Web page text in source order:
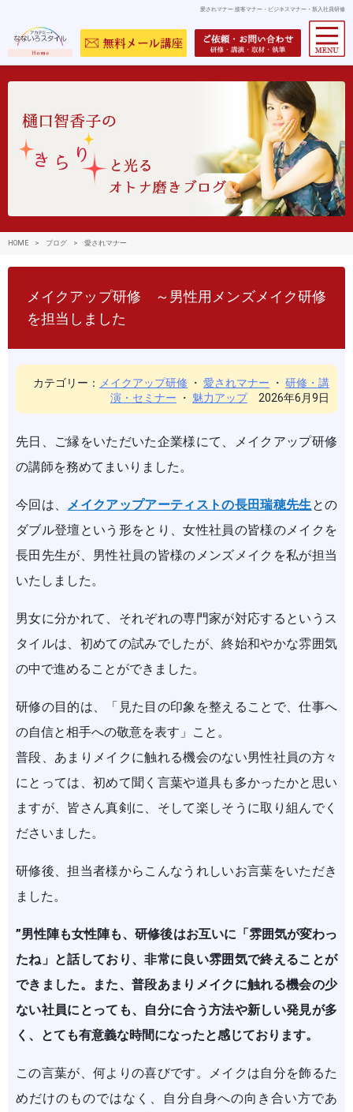
愛されマナー 接客マナー・ビジネスマナー・新入社員研修
HOME > ブログ > 愛されマナー
メイクアップ研修 ～男性用メンズメイク研修
を担当しました
カテゴリー： メイクアップ研修 ・ 愛されマナー ・ 研修・講
演・セミナー ・ 魅力アップ2026年6月9日
先日、ご縁をいただいた企業様にて、メイクアップ研修
の講師を務めてまいりました。
今回は、 メイクアップアーティストの長田瑞穂先生との
ダブル登壇という形をとり、女性社員の皆様のメイクを
長田先生が、男性社員の皆様のメンズメイクを私が担当
いたしました。
男女に分かれて、それぞれの専門家が対応するというス
タイルは、初めての試みでしたが、終始和やかな雰囲気
の中で進めることができました。
研修の目的は、「見た目の印象を整えることで、仕事へ
の自信と相手への敬意を表す」こと。
普段、あまりメイクに触れる機会のない男性社員の方々
にとっては、初めて聞く言葉や道具も多かったかと思い
ますが、皆さん真剣に、そして楽しそうに取り組んでく
ださいました。
研修後、担当者様からこんなうれしいお言葉をいただき
ました。
”男性陣も女性陣も、研修後はお互いに「雰囲気が変わっ
たね」と話しており、非常に良い雰囲気で終えることが
できました。また、普段あまりメイクに触れる機会の少
ない社員にとっても、自分に合う方法や新しい発見が多
く、とても有意義な時間になったと感じております。
この言葉が、何よりの喜びです。メイクは自分を飾るた
めだけのものではなく、自分自身への向き合い方であ